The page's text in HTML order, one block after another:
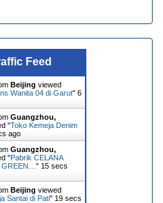
Feed
Beijing viewed
Wanita 04 di Garut" 7
Guangzhou,
"Toko Kemeja Denim
ago
Guangzhou,
"Pabrik CELANA
" 16 secs
Beijing viewed
Santai di Pati" 20 secs